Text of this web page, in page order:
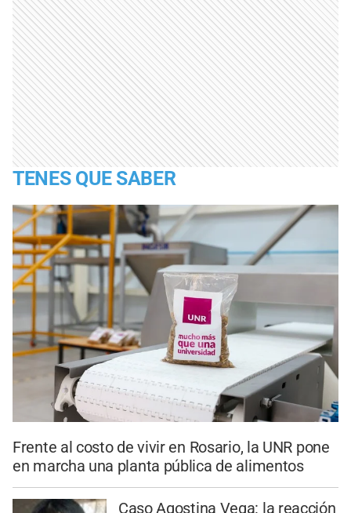
TENES QUE SABER
Frente al costo de vivir en Rosario, la UNR pone
en marcha una planta pública de alimentos
Caso Agostina Vega: la reacción